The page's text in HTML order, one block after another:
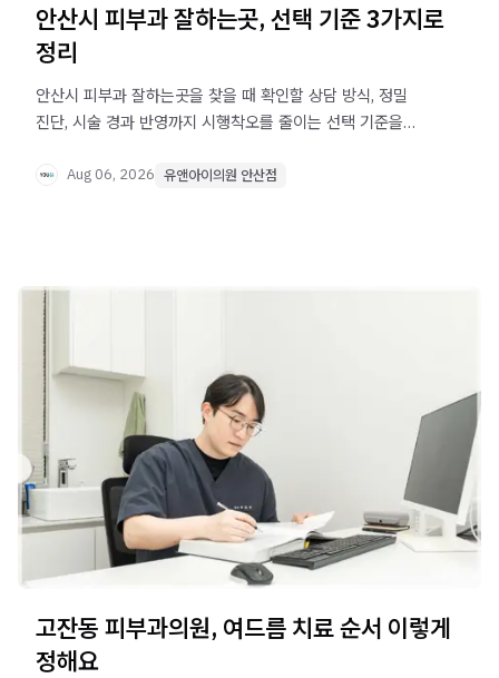
안산시 피부과 잘하는곳, 선택 기준 3가지로
정리
안산시 피부과 잘하는곳을 찾을 때 확인할 상담 방식, 정밀
진단, 시술 경과 반영까지 시행착오를 줄이는 선택 기준을
Aug 06, 2026 유앤아이의원 안산점
고잔동 피부과의원, 여드름 치료 순서 이렇게
정해요